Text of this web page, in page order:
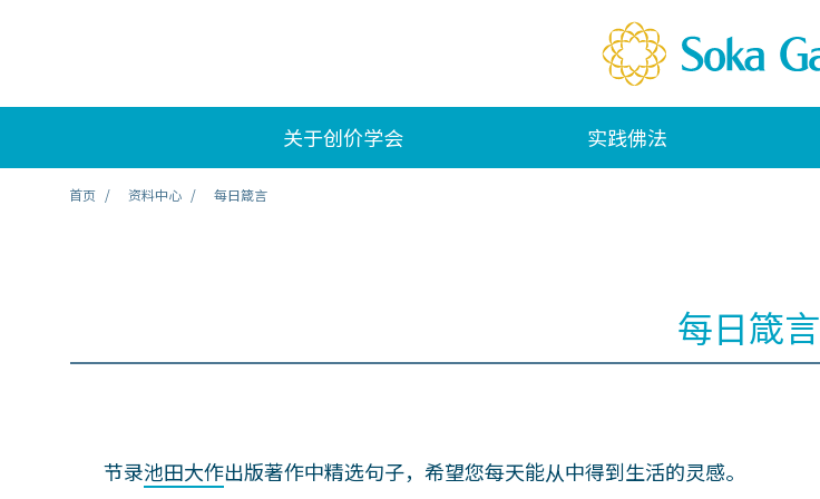
关于创价学会 实践佛法
首页 资料中心 每日箴言
每日箴言
节录池田大作出版著作中精选句子，希望您每天能从中得到生活的灵感。